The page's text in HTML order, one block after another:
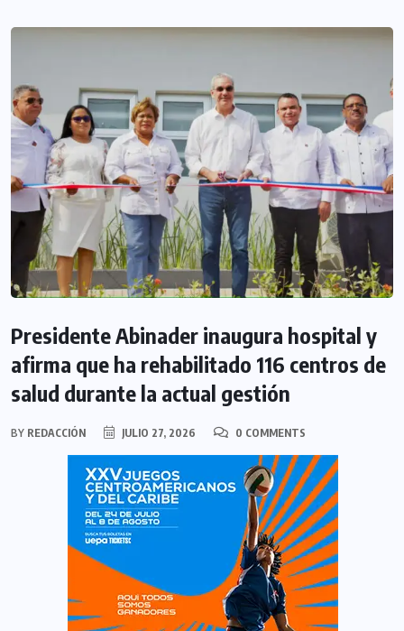
Presidente Abinader inaugura hospital y
afirma que ha rehabilitado 116 centros de
salud durante la actual gestión
BY REDACCIÓN JULIO 27, 2026 0 COMMENTS